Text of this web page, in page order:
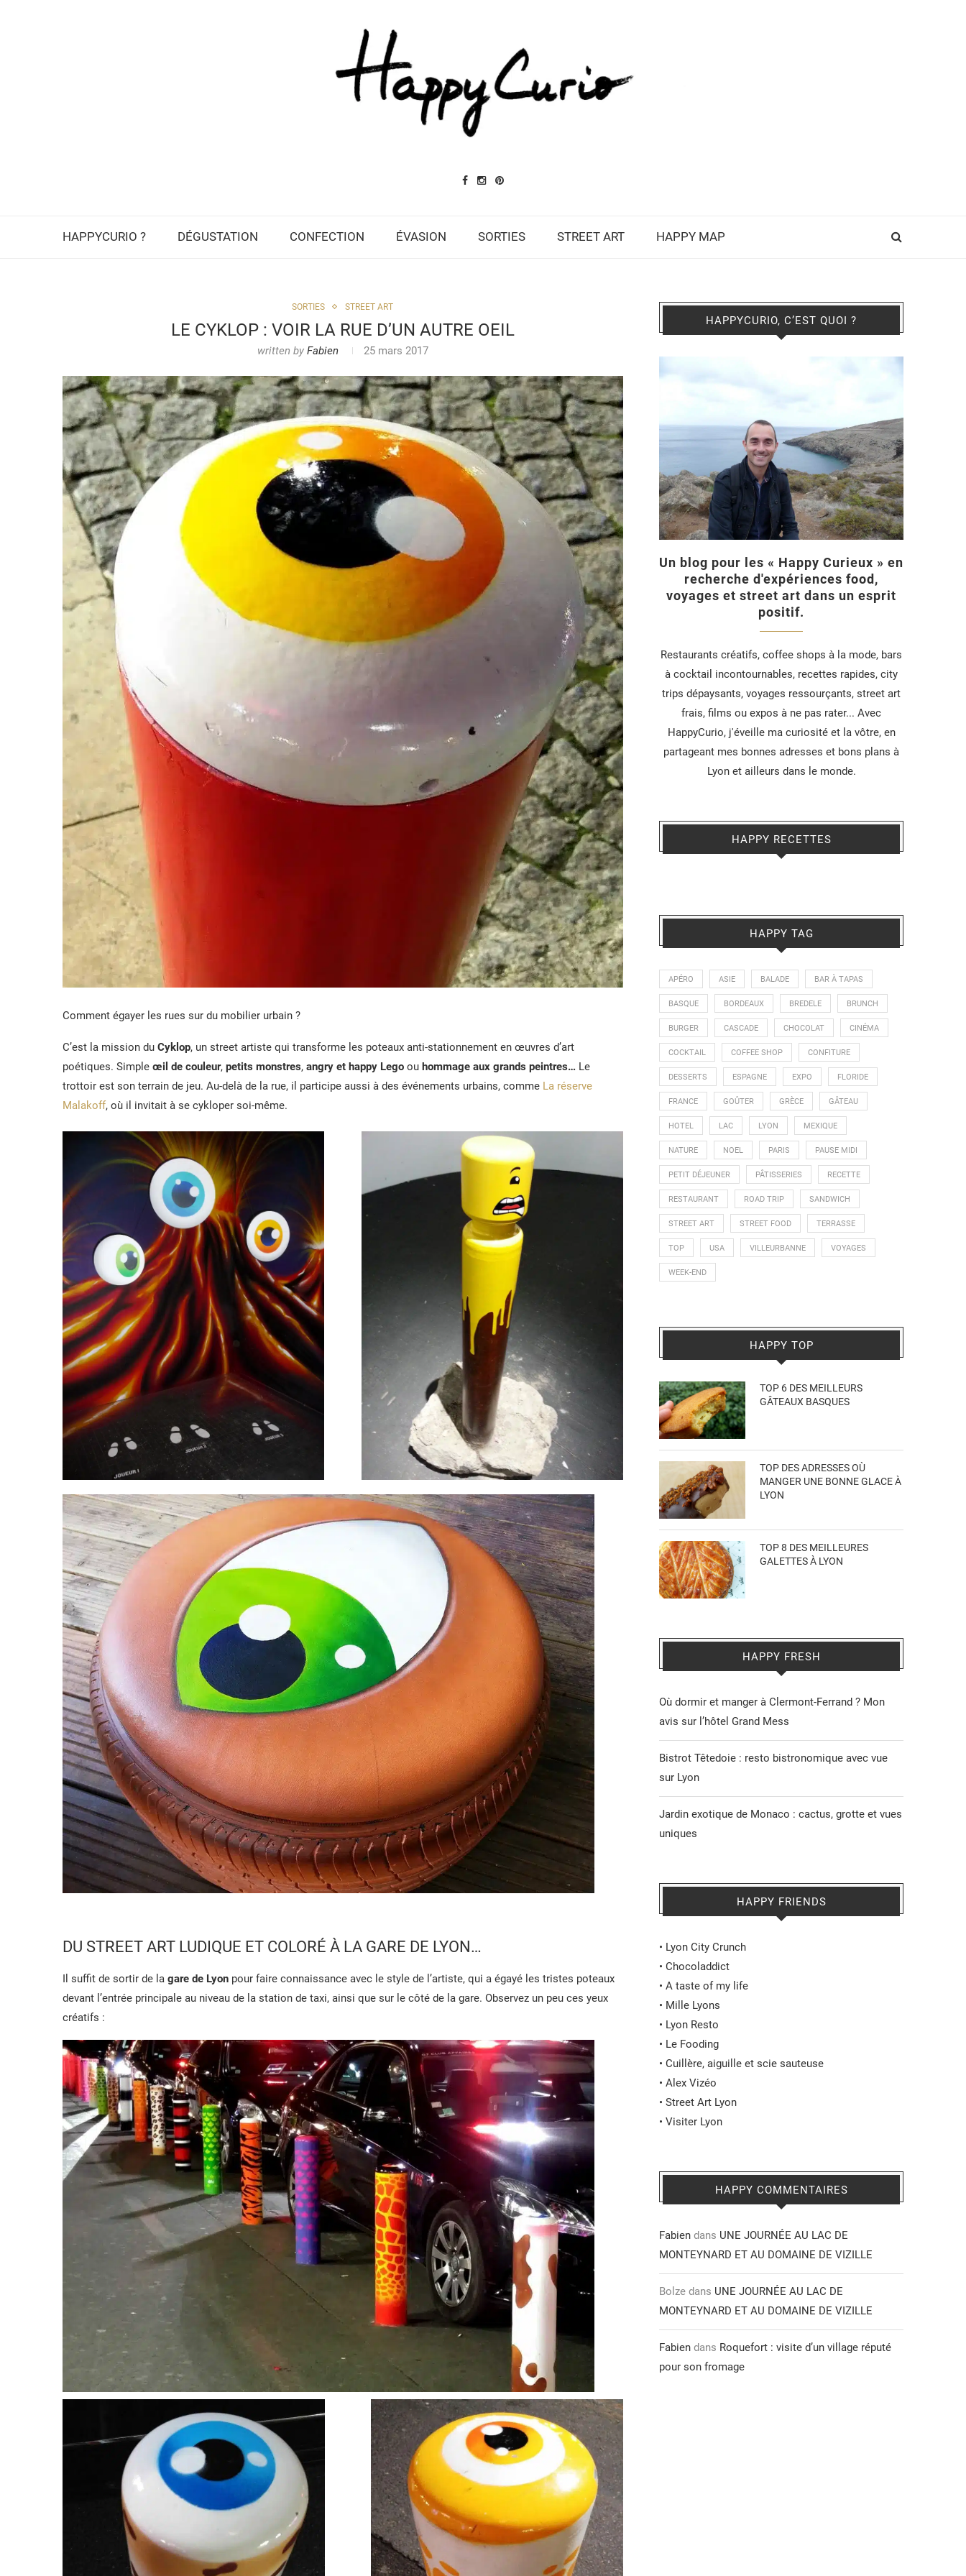
HAPPYCURIO ? DÉGUSTATION CONFECTION ÉVASION SORTIES STREET ART HAPPY MAP
SORTIES STREET ART
LE CYKLOP : VOIR LA RUE D’UN AUTRE OEIL
written by Fabien 25 mars 2017
Comment égayer les rues sur du mobilier urbain ?
C’est la mission du Cyklop, un street artiste qui transforme les poteaux anti-stationnement en œuvres d’art
poétiques. Simple œil de couleur, petits monstres, angry et happy Lego ou hommage aux grands peintres… Le
trottoir est son terrain de jeu. Au-delà de la rue, il participe aussi à des événements urbains, comme La réserve
Malakoff, où il invitait à se cykloper soi-même.
DU STREET ART LUDIQUE ET COLORÉ À LA GARE DE LYON…
Il suffit de sortir de la gare de Lyon pour faire connaissance avec le style de l’artiste, qui a égayé les tristes poteaux
devant l’entrée principale au niveau de la station de taxi, ainsi que sur le côté de la gare. Observez un peu ces yeux
créatifs :
HAPPYCURIO, C’EST QUOI ?
Un blog pour les « Happy Curieux » en
recherche d'expériences food,
voyages et street art dans un esprit
positif.
Restaurants créatifs, coffee shops à la mode, bars
à cocktail incontournables, recettes rapides, city
trips dépaysants, voyages ressourçants, street art
frais, films ou expos à ne pas rater... Avec
HappyCurio, j'éveille ma curiosité et la vôtre, en
partageant mes bonnes adresses et bons plans à
Lyon et ailleurs dans le monde.
HAPPY RECETTES
HAPPY TAG
APÉRO ASIE BALADE BAR À TAPAS
BASQUE BORDEAUX BREDELE BRUNCH
BURGER CASCADE CHOCOLAT CINÉMA
COCKTAIL COFFEE SHOP CONFITURE
DESSERTS ESPAGNE EXPO FLORIDE
FRANCE GOÛTER GRÈCE GÂTEAU
HOTEL LAC LYON MEXIQUE
NATURE NOEL PARIS PAUSE MIDI
PETIT DÉJEUNER PÂTISSERIES RECETTE
RESTAURANT ROAD TRIP SANDWICH
STREET ART STREET FOOD TERRASSE
TOP USA VILLEURBANNE VOYAGES
WEEK-END
HAPPY TOP
TOP 6 DES MEILLEURS
GÂTEAUX BASQUES
TOP DES ADRESSES OÙ
MANGER UNE BONNE GLACE À
LYON
TOP 8 DES MEILLEURES
GALETTES À LYON
HAPPY FRESH
Où dormir et manger à Clermont-Ferrand ? Mon
avis sur l’hôtel Grand Mess
Bistrot Têtedoie : resto bistronomique avec vue
sur Lyon
Jardin exotique de Monaco : cactus, grotte et vues
uniques
HAPPY FRIENDS
• Lyon City Crunch
• Chocoladdict
• A taste of my life
• Mille Lyons
• Lyon Resto
• Le Fooding
• Cuillère, aiguille et scie sauteuse
• Alex Vizéo
• Street Art Lyon
• Visiter Lyon
HAPPY COMMENTAIRES
Fabien dans UNE JOURNÉE AU LAC DE
MONTEYNARD ET AU DOMAINE DE VIZILLE
Bolze dans UNE JOURNÉE AU LAC DE
MONTEYNARD ET AU DOMAINE DE VIZILLE
Fabien dans Roquefort : visite d’un village réputé
pour son fromage